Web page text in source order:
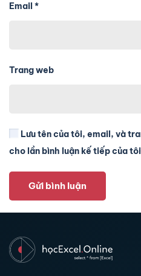
Email *
Trang web
Lưu tên của tôi, email, và
cho lần bình luận kế tiếp của
Gửi bình luận